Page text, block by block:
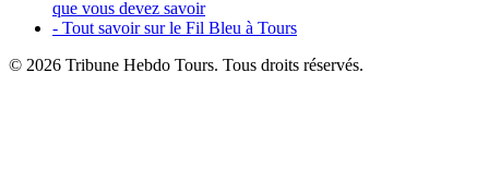
que vous devez savoir
- Tout savoir sur le Fil Bleu à Tours
© 2026 Tribune Hebdo Tours. Tous droits réservés.